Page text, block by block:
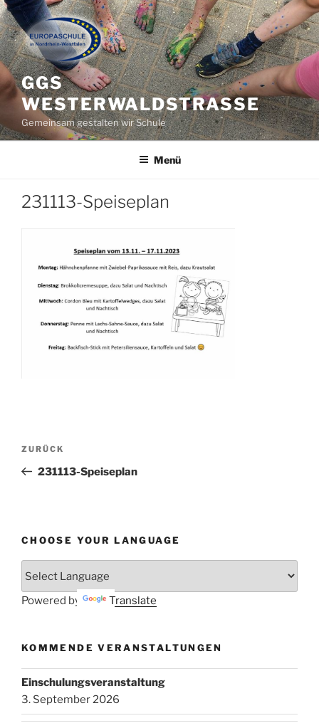
Zum
Inhalt
springen
GGS
WESTERWALDSTRASSE
Gemeinsam gestalten wir Schule
Menü
231113-Speiseplan
Beitragsnavigation
Vorheriger
Beitrag
ZURÜCK
231113-Speiseplan
CHOOSE YOUR LANGUAGE
Powered by Translate
KOMMENDE VERANSTALTUNGEN
Einschulungsveranstaltung
3. September 2026